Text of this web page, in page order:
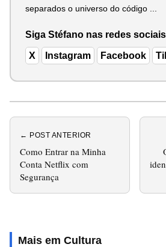
separados o universo do código ...
Siga Stéfano nas redes
X Instagram Facebook
← POST ANTERIOR
Como Entrar na Minha
Conta Netflix com
Segurança
Mais em Cultura